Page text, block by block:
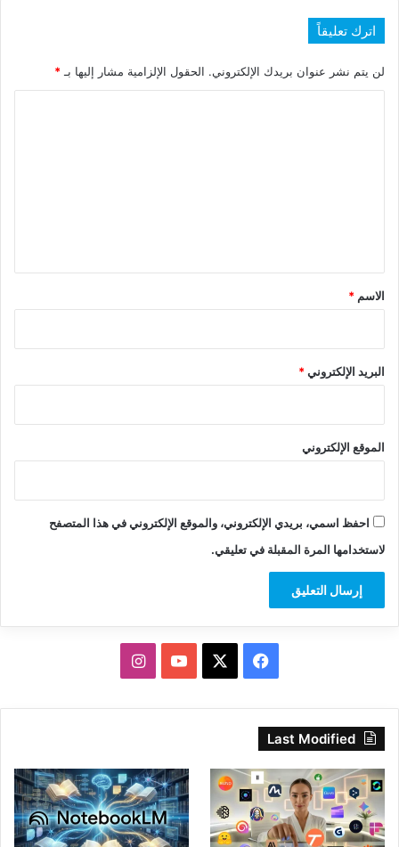
اترك تعليقاً
لن يتم نشر عنوان بريدك الإلكتروني. الحقول الإلزامية مشار إليها بـ *
*
الاسم *
البريد الإلكتروني*
الموقع الإلكتروني
احفظ اسمي، بريدي الإلكتروني، والموقع الإلكتروني في هذا المتصفح
لاستخدامها المرة المقبلة في تعليقي.
فيسبوك ‫YouTubeانستقرام
Last Modified